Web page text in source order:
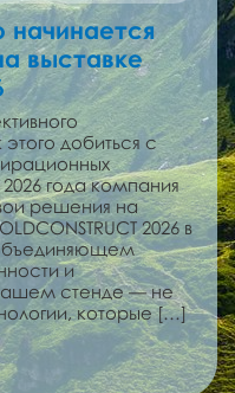
начинается
выставке
добиться с
года компания
решения на
2026 в
и
стенде — не
которые […]